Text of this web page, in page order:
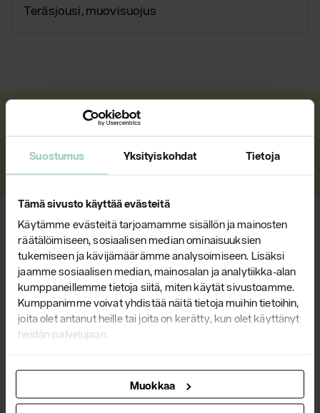
Suostumus Yksityiskohdat Tietoja
Tämä sivusto käyttää evästeitä
Käytämme evästeitä tarjoamamme sisällön ja mainosten
räätälöimiseen, sosiaalisen median ominaisuuksien
tukemiseen ja kävijämäärämme analysoimiseen. Lisäksi
jaamme sosiaalisen median, mainosalan ja analytiikka-alan
kumppaneillemme tietoja siitä, miten käytät sivustoamme.
Kumppanimme voivat yhdistää näitä tietoja muihin tietoihin,
joita olet antanut heille tai joita on kerätty, kun olet käyttänyt
heidän palvelujaan.
Muokkaa
Teräsjousi, muovisuojus
Ota yhteyttä niin kerromme lisää
tuotteistamme.
Ota yhteyttä
AJANKOHTAISTA